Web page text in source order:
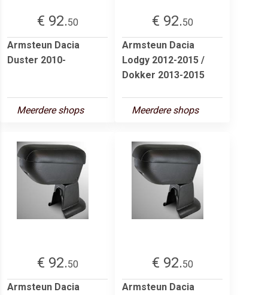
€ 92.50
Armsteun Dacia
Duster 2010-
Meerdere shops
€ 92.50
Armsteun Dacia
Lodgy 2012-2015 /
Dokker 2013-2015
Meerdere shops
€ 92.50
Armsteun Dacia
€ 92.50
Armsteun Dacia